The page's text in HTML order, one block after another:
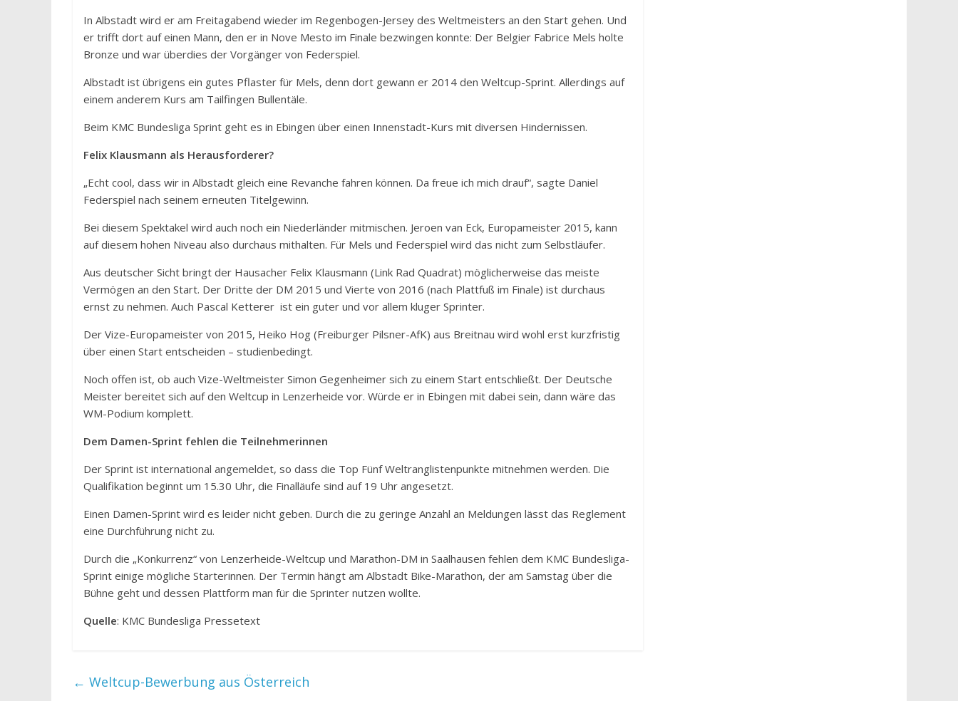
In Albstadt wird er am Freitagabend wieder im Regenbogen-Jersey des Weltmeisters an den Start gehen. Und
er trifft dort auf einen Mann, den er in Nove Mesto im Finale bezwingen konnte: Der Belgier Fabrice Mels holte
Bronze und war überdies der Vorgänger von Federspiel.
Albstadt ist übrigens ein gutes Pflaster für Mels, denn dort gewann er 2014 den Weltcup-Sprint. Allerdings auf
einem anderem Kurs am Tailfingen Bullentäle.
Beim KMC Bundesliga Sprint geht es in Ebingen über einen Innenstadt-Kurs mit diversen Hindernissen.
Felix Klausmann als Herausforderer?
„Echt cool, dass wir in Albstadt gleich eine Revanche fahren können. Da freue ich mich drauf“, sagte Daniel
Federspiel nach seinem erneuten Titelgewinn.
Bei diesem Spektakel wird auch noch ein Niederländer mitmischen. Jeroen van Eck, Europameister 2015, kann
auf diesem hohen Niveau also durchaus mithalten. Für Mels und Federspiel wird das nicht zum Selbstläufer.
Aus deutscher Sicht bringt der Hausacher Felix Klausmann (Link Rad Quadrat) möglicherweise das meiste
Vermögen an den Start. Der Dritte der DM 2015 und Vierte von 2016 (nach Plattfuß im Finale) ist durchaus
ernst zu nehmen. Auch Pascal Ketterer ist ein guter und vor allem kluger Sprinter.
Der Vize-Europameister von 2015, Heiko Hog (Freiburger Pilsner-AfK) aus Breitnau wird wohl erst kurzfristig
über einen Start entscheiden – studienbedingt.
Noch offen ist, ob auch Vize-Weltmeister Simon Gegenheimer sich zu einem Start entschließt. Der Deutsche
Meister bereitet sich auf den Weltcup in Lenzerheide vor. Würde er in Ebingen mit dabei sein, dann wäre das
WM-Podium komplett.
Dem Damen-Sprint fehlen die Teilnehmerinnen
Der Sprint ist international angemeldet, so dass die Top Fünf Weltranglistenpunkte mitnehmen werden. Die
Qualifikation beginnt um 15.30 Uhr, die Finalläufe sind auf 19 Uhr angesetzt.
Einen Damen-Sprint wird es leider nicht geben. Durch die zu geringe Anzahl an Meldungen lässt das Reglement
eine Durchführung nicht zu.
Durch die „Konkurrenz“ von Lenzerheide-Weltcup und Marathon-DM in Saalhausen fehlen dem KMC Bundesliga-
Sprint einige mögliche Starterinnen. Der Termin hängt am Albstadt Bike-Marathon, der am Samstag über die
Bühne geht und dessen Plattform man für die Sprinter nutzen wollte.
Quelle: KMC Bundesliga Pressetext
← Weltcup-Bewerbung aus Österreich